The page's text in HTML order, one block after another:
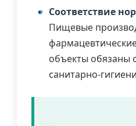
Соответствие
Пищевые
объекты обязаны
санитарно-